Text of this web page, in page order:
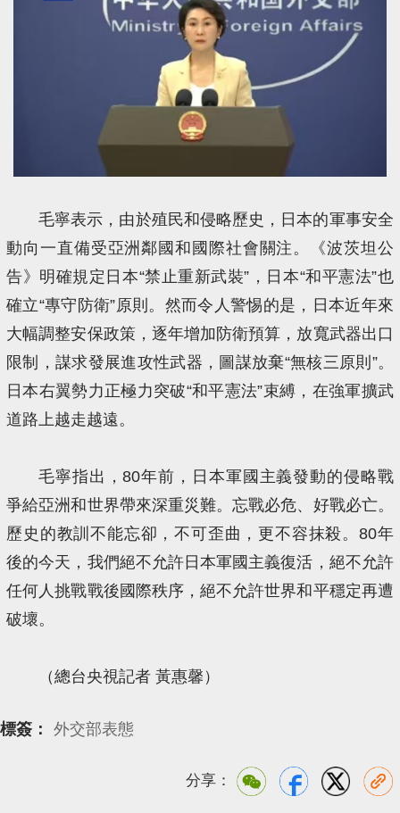
毛寧表示，由於殖民和侵略歷史，日本的軍事安全
動向一直備受亞洲鄰國和國際社會關注。《波茨坦公
告》明確規定日本“禁止重新武裝”，日本“和平憲法”也
確立“專守防衛”原則。然而令人警惕的是，日本近年來
大幅調整安保政策，逐年增加防衛預算，放寬武器出口
限制，謀求發展進攻性武器，圖謀放棄“無核三原則”。
日本右翼勢力正極力突破“和平憲法”束縛，在強軍擴武
道路上越走越遠。
毛寧指出，80年前，日本軍國主義發動的侵略戰
爭給亞洲和世界帶來深重災難。忘戰必危、好戰必亡。
歷史的教訓不能忘卻，不可歪曲，更不容抹殺。80年
後的今天，我們絕不允許日本軍國主義復活，絕不允許
任何人挑戰戰後國際秩序，絕不允許世界和平穩定再遭
破壞。
（總台央視記者 黃惠馨）
標簽： 外交部表態
分享：